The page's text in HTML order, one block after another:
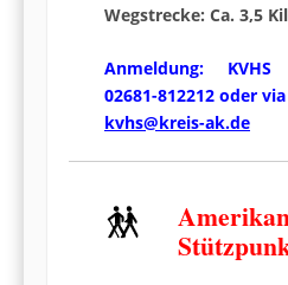
Wegstrecke: Ca. 3,5
Anmeldung:
02681-812212 oder
kvhs@kreis-ak.de